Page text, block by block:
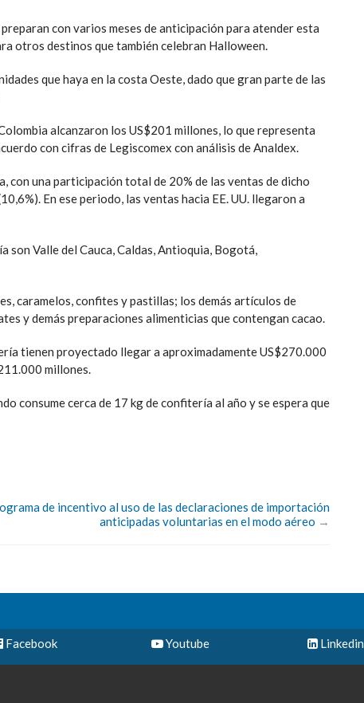
con varios meses de anticipación para atender esta
otros destinos que también celebran Halloween.
que haya en la costa Oeste, dado que gran parte de las
alcanzaron los US$201 millones, lo que representa
con cifras de Legiscomex con análisis de Analdex.
con una participación total de 20% de las ventas de dicho
En ese periodo, las ventas hacia EE. UU. llegaron a
Valle del Cauca, Caldas, Antioquia, Bogotá,
caramelos, confites y pastillas; los demás artículos de
y demás preparaciones alimenticias que contengan cacao.
tienen proyectado llegar a aproximadamente US$270.000
millones.
consume cerca de 17 kg de confitería al año y se espera que
de incentivo al uso de las declaraciones de importación
anticipadas voluntarias en el modo aéreo →
Facebook Youtube Linkedin